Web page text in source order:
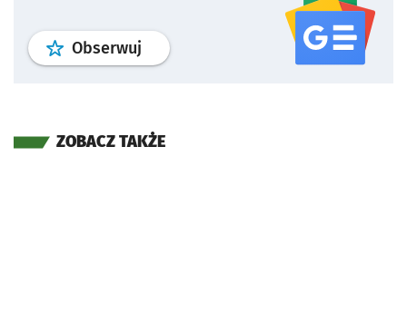
Obserwuj profil serwisu
ZOBACZ TAKŻE